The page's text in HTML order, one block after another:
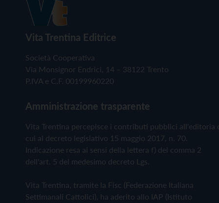
Vita Trentina Editrice
Società Cooperativa
Via Monsignor Endrici, 14 – 38122 Trento
P.IVA e C.F. 00199960220
Amministrazione trasparente
Vita Trentina percepisce i contributi pubblici all'editoria
cui al decreto legislativo 15 maggio 2017, n. 70.
Indicazione resa ai sensi della lettera f) del comma 2
dell'art. 5 del medesimo decreto Lgs.
Vita Trentina, tramite la Fisc (Federazione Italiana
Settimanali Cattolici), ha aderito allo IAP (Istituto